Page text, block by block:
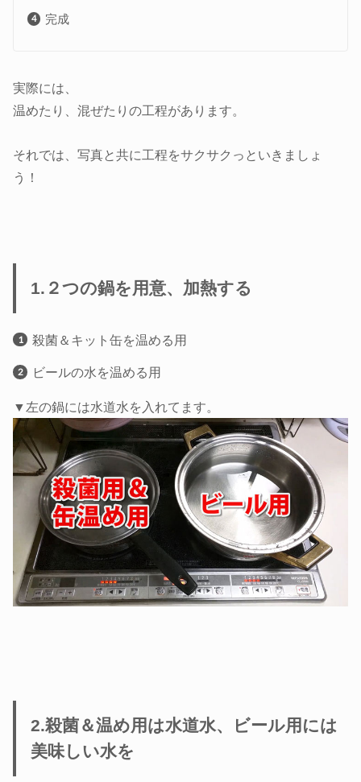
完成
実際には、
温めたり、混ぜたりの工程があります。
それでは、写真と共に工程をサクサクっといきましょ
う！
1.２つの鍋を用意、加熱する
殺菌＆キット缶を温める用
ビールの水を温める用
▼左の鍋には水道水を入れてます。
2.殺菌＆温め用は水道水、ビール用には
美味しい水を